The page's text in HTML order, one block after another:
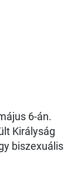
6-án.
Királyság
biszexuális